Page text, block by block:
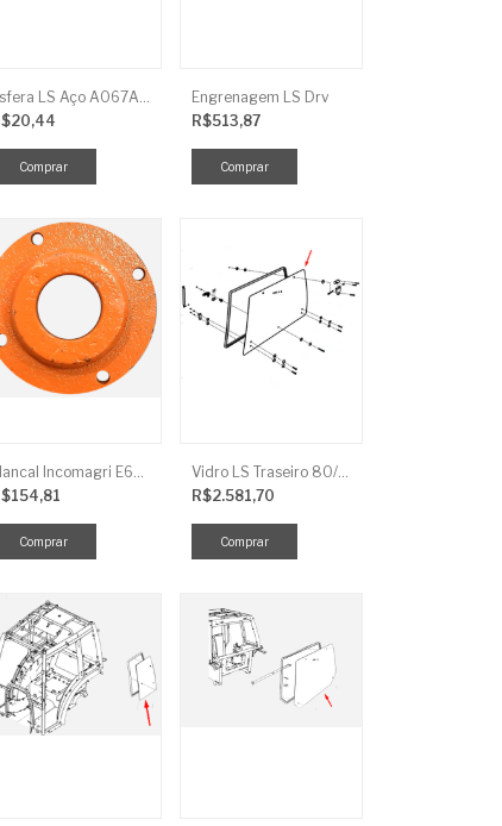
Esfera LS Aço A067A006
Engrenagem LS Drv
R$513,87
Mancal Incomagri E600
Vidro LS Traseiro 80/90/100
R$2.581,70